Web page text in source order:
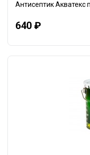
Антисептик Акватекс
640 ₽